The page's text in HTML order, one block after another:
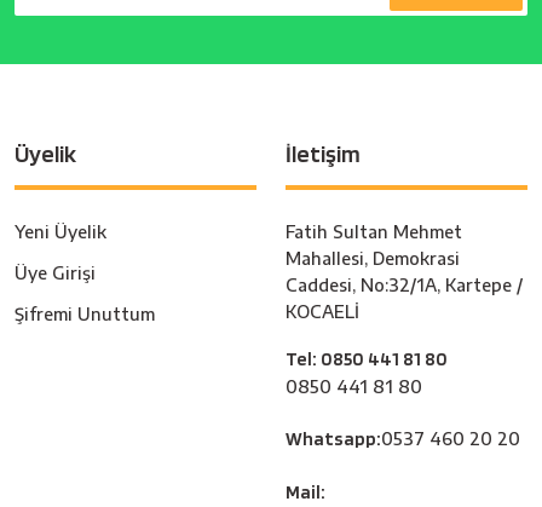
Üyelik
Yeni Üyelik
Üye Girişi
Şifremi Unuttum
İletişim
Fatih Sultan Mehmet
Mahallesi, Demokrasi
Caddesi, No:32/1A, Kartepe /
KOCAELİ
Tel: 0850 441 81 80
0850 441 81 80
Whatsapp:0537 460 20 20
Mail: